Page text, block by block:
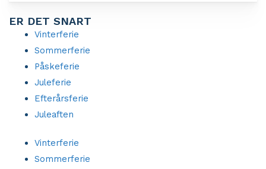
ER DET SNART
Vinterferie
Sommerferie
Påskeferie
Juleferie
Efterårsferie
Juleaften
Vinterferie
Sommerferie